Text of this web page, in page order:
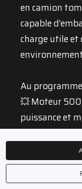
en camion
capable
charge utile et
Au
💥 Moteur
puissance et
conditions
🪨 Benne
renforts,
du vrai